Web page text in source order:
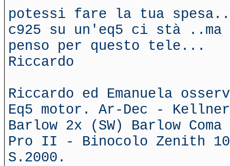
potessi fare la tua
c925 su un'eq5 ci stà
penso per questo tele...
Riccardo
Riccardo ed Emanuela
Eq5 motor. Ar-Dec -
Barlow 2x (SW) Barlow
Pro II - Binocolo Zenith
S.2000.